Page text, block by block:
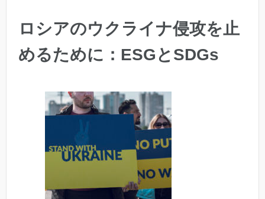
ロシアのウクライナ侵攻を止
めるために：ESGとSDGs